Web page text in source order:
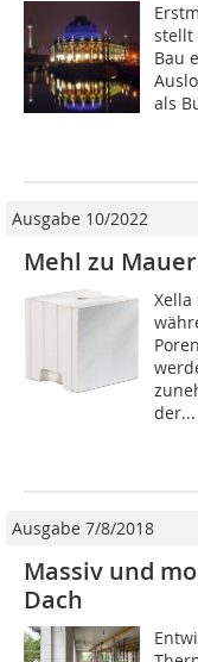
stellt
Bau
als
Ausgabe 10/2022
Mehl zu
Xella
der...
Ausgabe 7/8/2018
Massiv und
Dach